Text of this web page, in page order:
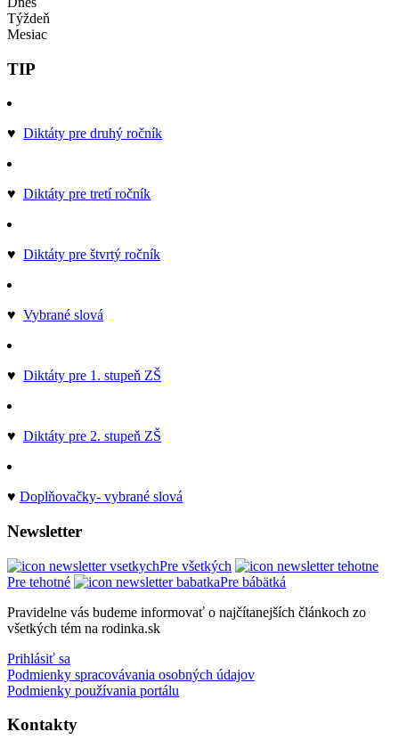
Týždeň
Mesiac
TIP
♥ Diktáty pre druhý ročník
♥ Diktáty pre tretí ročník
♥ Diktáty pre štvrtý ročník
♥ Vybrané slová
♥ Diktáty pre 1. stupeň ZŠ
♥ Diktáty pre 2. stupeň ZŠ
♥ Doplňovačky- vybrané slová
Newsletter
Pre všetkých
Pre tehotné
Pre bábätká
Pravidelne vás budeme informovať o najčítanejších článkoch zo
všetkých tém na rodinka.sk
Prihlásiť sa
Podmienky spracovávania osobných údajov
Podmienky používania portálu
Kontakty